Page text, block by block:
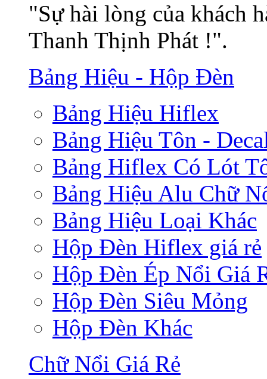
"Sự hài lòng của khách
Thanh Thịnh Phát !".
Bảng Hiệu - Hộp Đèn
Bảng Hiệu Hiflex
Bảng Hiệu Tôn -
Bảng Hiflex Có Lót
Bảng Hiệu Alu Chữ
Bảng Hiệu Loại Khác
Hộp Đèn Hiflex giá rẻ
Hộp Đèn Ép Nổi Giá
Hộp Đèn Siêu Mỏng
Hộp Đèn Khác
Chữ Nổi Giá Rẻ